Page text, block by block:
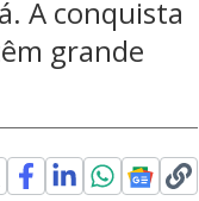
A conquista
grande